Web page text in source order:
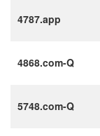
4787.app
4868.com-Q
5748.com-Q